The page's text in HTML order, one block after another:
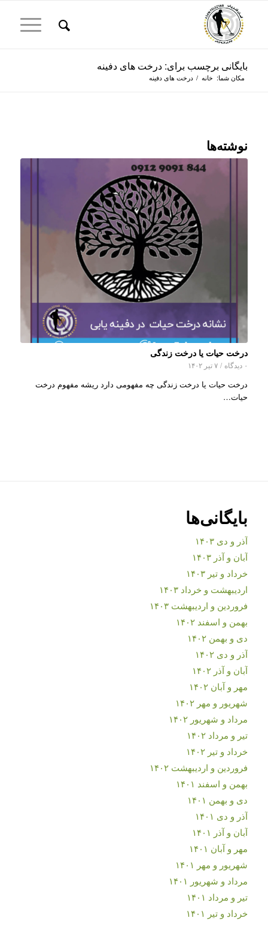
بایگانی برچسب برای: درخت های دفینه
مکان شما: خانه / درخت های دفینه
نوشته‌ها
درخت حیات یا درخت زندگی
۰ دیدگاه / ۷ تیر ۱۴۰۲
درخت حیات یا درخت زندگی چه مفهومی دارد ریشه مفهوم درخت
حیات…
بایگانی‌ها
آذر و دی ۱۴۰۳
آبان و آذر ۱۴۰۳
خرداد و تیر ۱۴۰۳
اردیبهشت و خرداد ۱۴۰۳
فروردین و اردیبهشت ۱۴۰۳
بهمن و اسفند ۱۴۰۲
دی و بهمن ۱۴۰۲
آذر و دی ۱۴۰۲
آبان و آذر ۱۴۰۲
مهر و آبان ۱۴۰۲
شهریور و مهر ۱۴۰۲
مرداد و شهریور ۱۴۰۲
تیر و مرداد ۱۴۰۲
خرداد و تیر ۱۴۰۲
فروردین و اردیبهشت ۱۴۰۲
بهمن و اسفند ۱۴۰۱
دی و بهمن ۱۴۰۱
آذر و دی ۱۴۰۱
آبان و آذر ۱۴۰۱
مهر و آبان ۱۴۰۱
شهریور و مهر ۱۴۰۱
مرداد و شهریور ۱۴۰۱
تیر و مرداد ۱۴۰۱
خرداد و تیر ۱۴۰۱